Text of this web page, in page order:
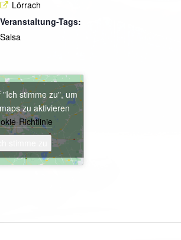
Lörrach
Veranstaltung-Tags:
Salsa
"Ich stimme zu", um
zu aktivieren
Richtlinie